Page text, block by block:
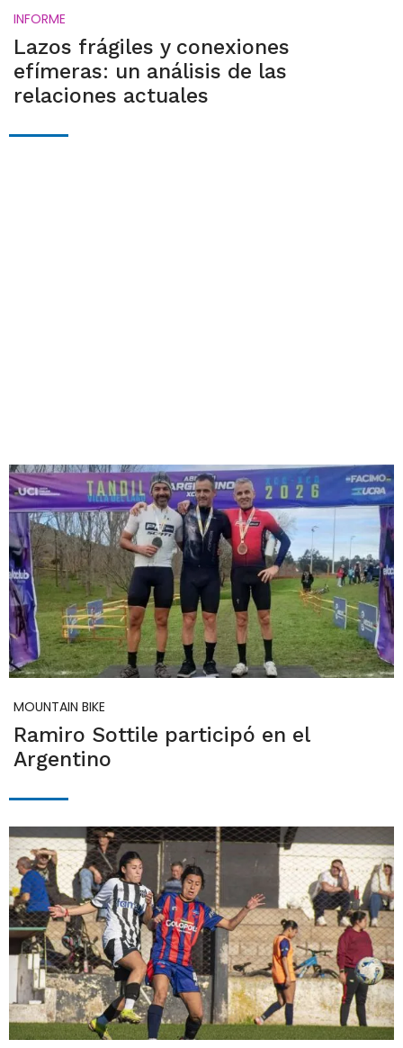
INFORME
Lazos frágiles y conexiones
efímeras: un análisis de las
relaciones actuales
MOUNTAIN BIKE
Ramiro Sottile participó en el
Argentino